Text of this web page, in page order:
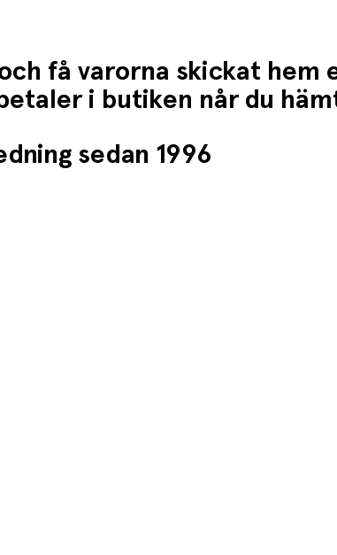
få varorna skickat hem
i butiken når du
sedan 1996